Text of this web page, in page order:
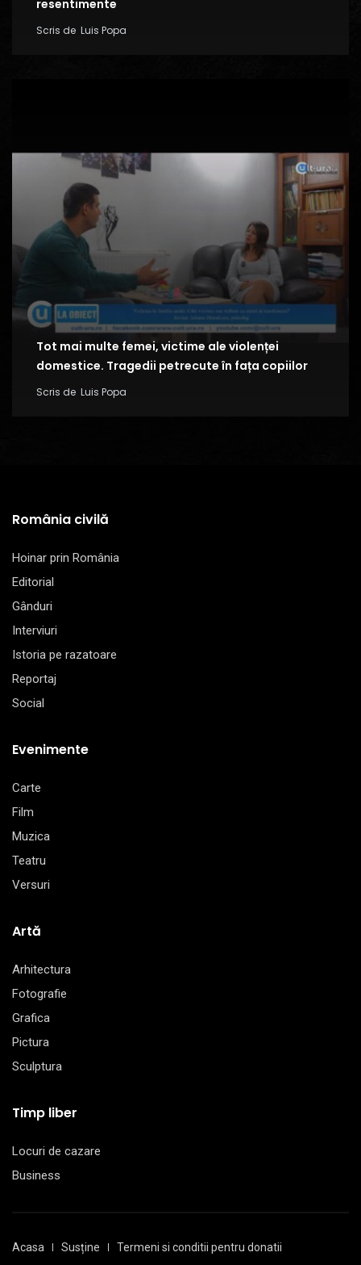
resentimente
Scris de Luis Popa
Tot mai multe femei, victime ale violenței
domestice. Tragedii petrecute în fața copiilor
Scris de Luis Popa
România civilă
Hoinar prin România
Editorial
Gânduri
Interviuri
Istoria pe razatoare
Reportaj
Social
Evenimente
Carte
Film
Muzica
Teatru
Versuri
Artă
Arhitectura
Fotografie
Grafica
Pictura
Sculptura
Timp liber
Locuri de cazare
Business
Acasa Susține
Termeni si conditii pentru donatii